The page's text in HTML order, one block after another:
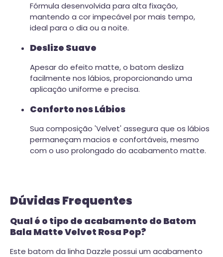
Fórmula desenvolvida para alta fixação,
mantendo a cor impecável por mais tempo,
ideal para o dia ou a noite.
Deslize Suave
Apesar do efeito matte, o batom desliza
facilmente nos lábios, proporcionando uma
aplicação uniforme e precisa.
Conforto nos Lábios
Sua composição 'Velvet' assegura que os lábios
permaneçam macios e confortáveis, mesmo
com o uso prolongado do acabamento matte.
Dúvidas Frequentes
Qual é o tipo de acabamento do Batom
Bala Matte Velvet Rosa Pop?
Este batom da linha Dazzle possui um acabamento